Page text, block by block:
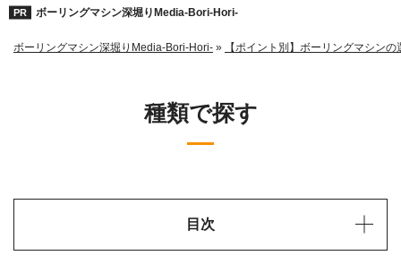
ボーリングマシン深堀りMedia-Bori-Hori-
ボーリングマシン深堀りMedia-Bori-Hori- » 【ポイント別】ボーリングマシンの
種類で探す
目次